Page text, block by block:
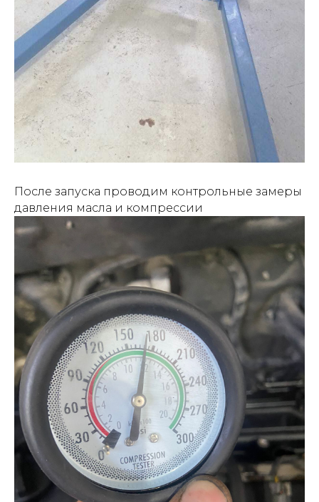
После запуска проводим контрольные замеры
давления масла и компрессии